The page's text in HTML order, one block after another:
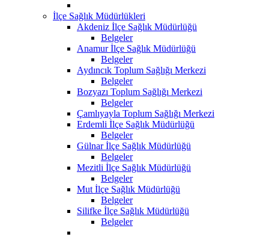
İlçe Sağlık Müdürlükleri
Akdeniz İlçe Sağlık Müdürlüğü
Belgeler
Anamur İlçe Sağlık Müdürlüğü
Belgeler
Aydıncık Toplum Sağlığı Merkezi
Belgeler
Bozyazı Toplum Sağlığı Merkezi
Belgeler
Çamlıyayla Toplum Sağlığı Merkezi
Erdemli İlçe Sağlık Müdürlüğü
Belgeler
Gülnar İlçe Sağlık Müdürlüğü
Belgeler
Mezitli İlçe Sağlık Müdürlüğü
Belgeler
Mut İlçe Sağlık Müdürlüğü
Belgeler
Silifke İlçe Sağlık Müdürlüğü
Belgeler